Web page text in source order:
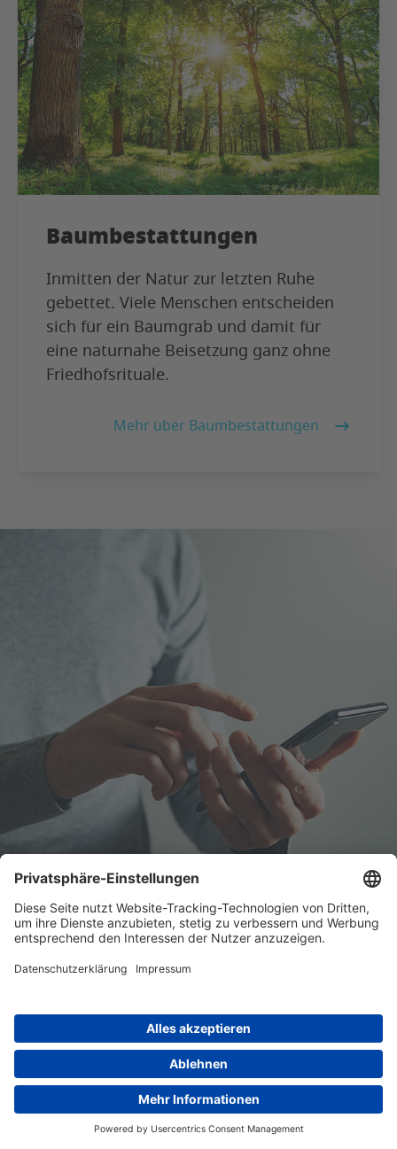
Baumbestattungen
Inmitten der Natur zur letzten Ruhe
gebettet. Viele Menschen entscheiden
sich für ein Baumgrab und damit für
eine naturnahe Beisetzung ganz ohne
Friedhofsrituale.
Mehr über Baumbestattungen
Digitaler Nachlass:
Columba
In Zeiten von Facebook, Twitter und Co. wird
des digitalen Nachlasses immer wichtiger.
Dabei handelt es sich vor allem um die
Vertragsbeziehungen eines verstorbenen
Internetnutzers zu E-Mail-Anbietern, Betreibern
sozialer Netzwerke und virtueller Konten. Gern
übernehmen wir die Bearbeitung und